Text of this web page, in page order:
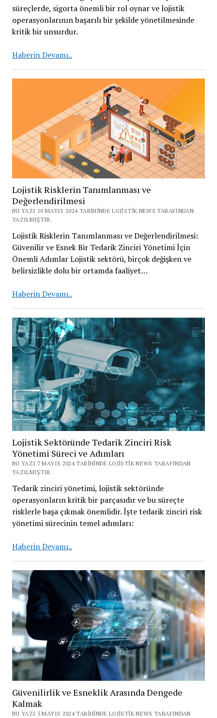
süreçlerde, sigorta önemli bir rol oynar ve lojistik
operasyonlarının başarılı bir şekilde yönetilmesinde
kritik bir unsurdur.
Haberin Devamı..Lojistik
Sigortanın
Lojistik Risklerin Tanımlanması ve
Değerlendirilmesi
BU YAZI 10 MAYIS 2024 TARIHINDE LOJISTIK NEWS TARAFINDAN
YAZILMIŞTIR.
Lojistik Risklerin Tanımlanması ve Değerlendirilmesi:
Güvenilir ve Esnek Bir Tedarik Zinciri Yönetimi İçin
Önemli Adımlar Lojistik sektörü, birçok değişken ve
belirsizlikle dolu bir ortamda faaliyet…
Haberin Devamı..Lojistik
Tanımlanması
ve
Değerlendirilmesi
Lojistik Sektöründe Tedarik Zinciri Risk
Yönetimi Süreci ve Adımları
BU YAZI 7 MAYIS 2024 TARIHINDE LOJISTIK NEWS TARAFINDAN
YAZILMIŞTIR.
Tedarik zinciri yönetimi, lojistik sektöründe
operasyonların kritik bir parçasıdır ve bu süreçte
risklerle başa çıkmak önemlidir. İşte tedarik zinciri risk
yönetimi sürecinin temel adımları:
Haberin Devamı..Lojistik
Tedarik
Zinciri
Risk
Yönetimi
Süreci
ve
Adımları
Güvenilirlik ve Esneklik Arasında Dengede
Kalmak
BU YAZI 5 MAYIS 2024 TARIHINDE LOJISTIK NEWS TARAFINDAN